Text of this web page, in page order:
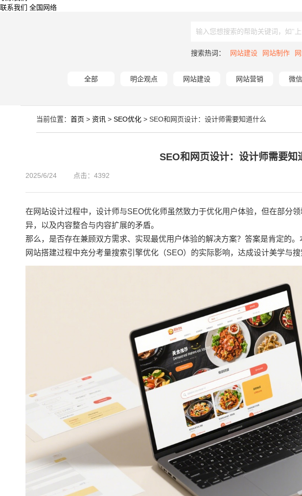
联系我们 全国网络
搜索热词： 网站建设 网站制作
全部 明企观点 网站建设 网站营销 微
当前位置： 首页 > 资讯> SEO优化> SEO和网页设计：设计师需要知道什么
SEO和网页设计：设计师需要知
2025/6/24 点击：4392
在网站设计过程中，设计师与SEO优化师虽然致力于优化用户体验，但在部分
异，以及内容整合与内容扩展的矛盾。
那么，是否存在兼顾双方需求、实现最优用户体验的解决方案？答案是肯定的
网站搭建过程中充分考量搜索引擎优化（SEO）的实际影响，达成设计美学与搜